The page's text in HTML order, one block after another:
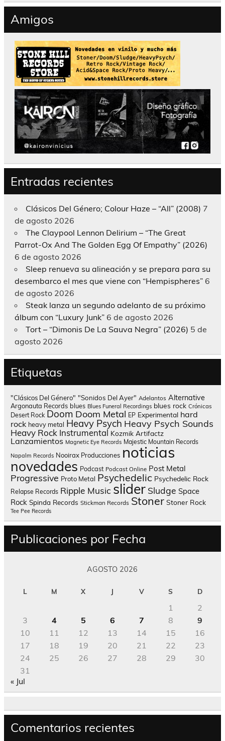
Amigos
Entradas recientes
Clásicos Del Género; Colour Haze – “All” (2008) 7
de agosto 2026
The Claypool Lennon Delirium – “The Great
Parrot-Ox And The Golden Egg Of Empathy” (2026)
6 de agosto 2026
Sleep renueva su alineación y se prepara para su
desembarco el mes que viene con “Hempispheres” 6
de agosto 2026
Steak lanza un segundo adelanto de su próximo
álbum con “Luxury Junk” 6 de agosto 2026
Tort – “Dimonis De La Sauva Negra” (2026) 5 de
agosto 2026
Etiquetas
"Clásicos Del Género" "Sonidos Del Ayer" Adelantos Alternative
Argonauta Records blues Blues Funeral Recordings blues rock Crónicas
Desert Rock Doom Doom Metal EP Experimental hard
rock heavy metal Heavy Psych Heavy Psych Sounds
Heavy Rock Instrumental Kozmik Artifactz
Lanzamientos Magnetic Eye Records Majestic Mountain Records
Napalm Records Nooirax Producciones noticias
novedades Podcast Podcast Online Post Metal
Progressive Proto Metal Psychedelic Psychedelic Rock
Relapse Records Ripple Music slider Sludge Space
Rock Spinda Records Stickman Records Stoner Stoner Rock
Tee Pee Records
Publicaciones por Fecha
AGOSTO 2026
L M X J V S D
1
2
3
4 5 6 7 8
9
10
11 12 13 14 15
16
17
18 19 20 21 22
23
24
25 26 27 28 29
30
31
« Jul
Comentarios recientes